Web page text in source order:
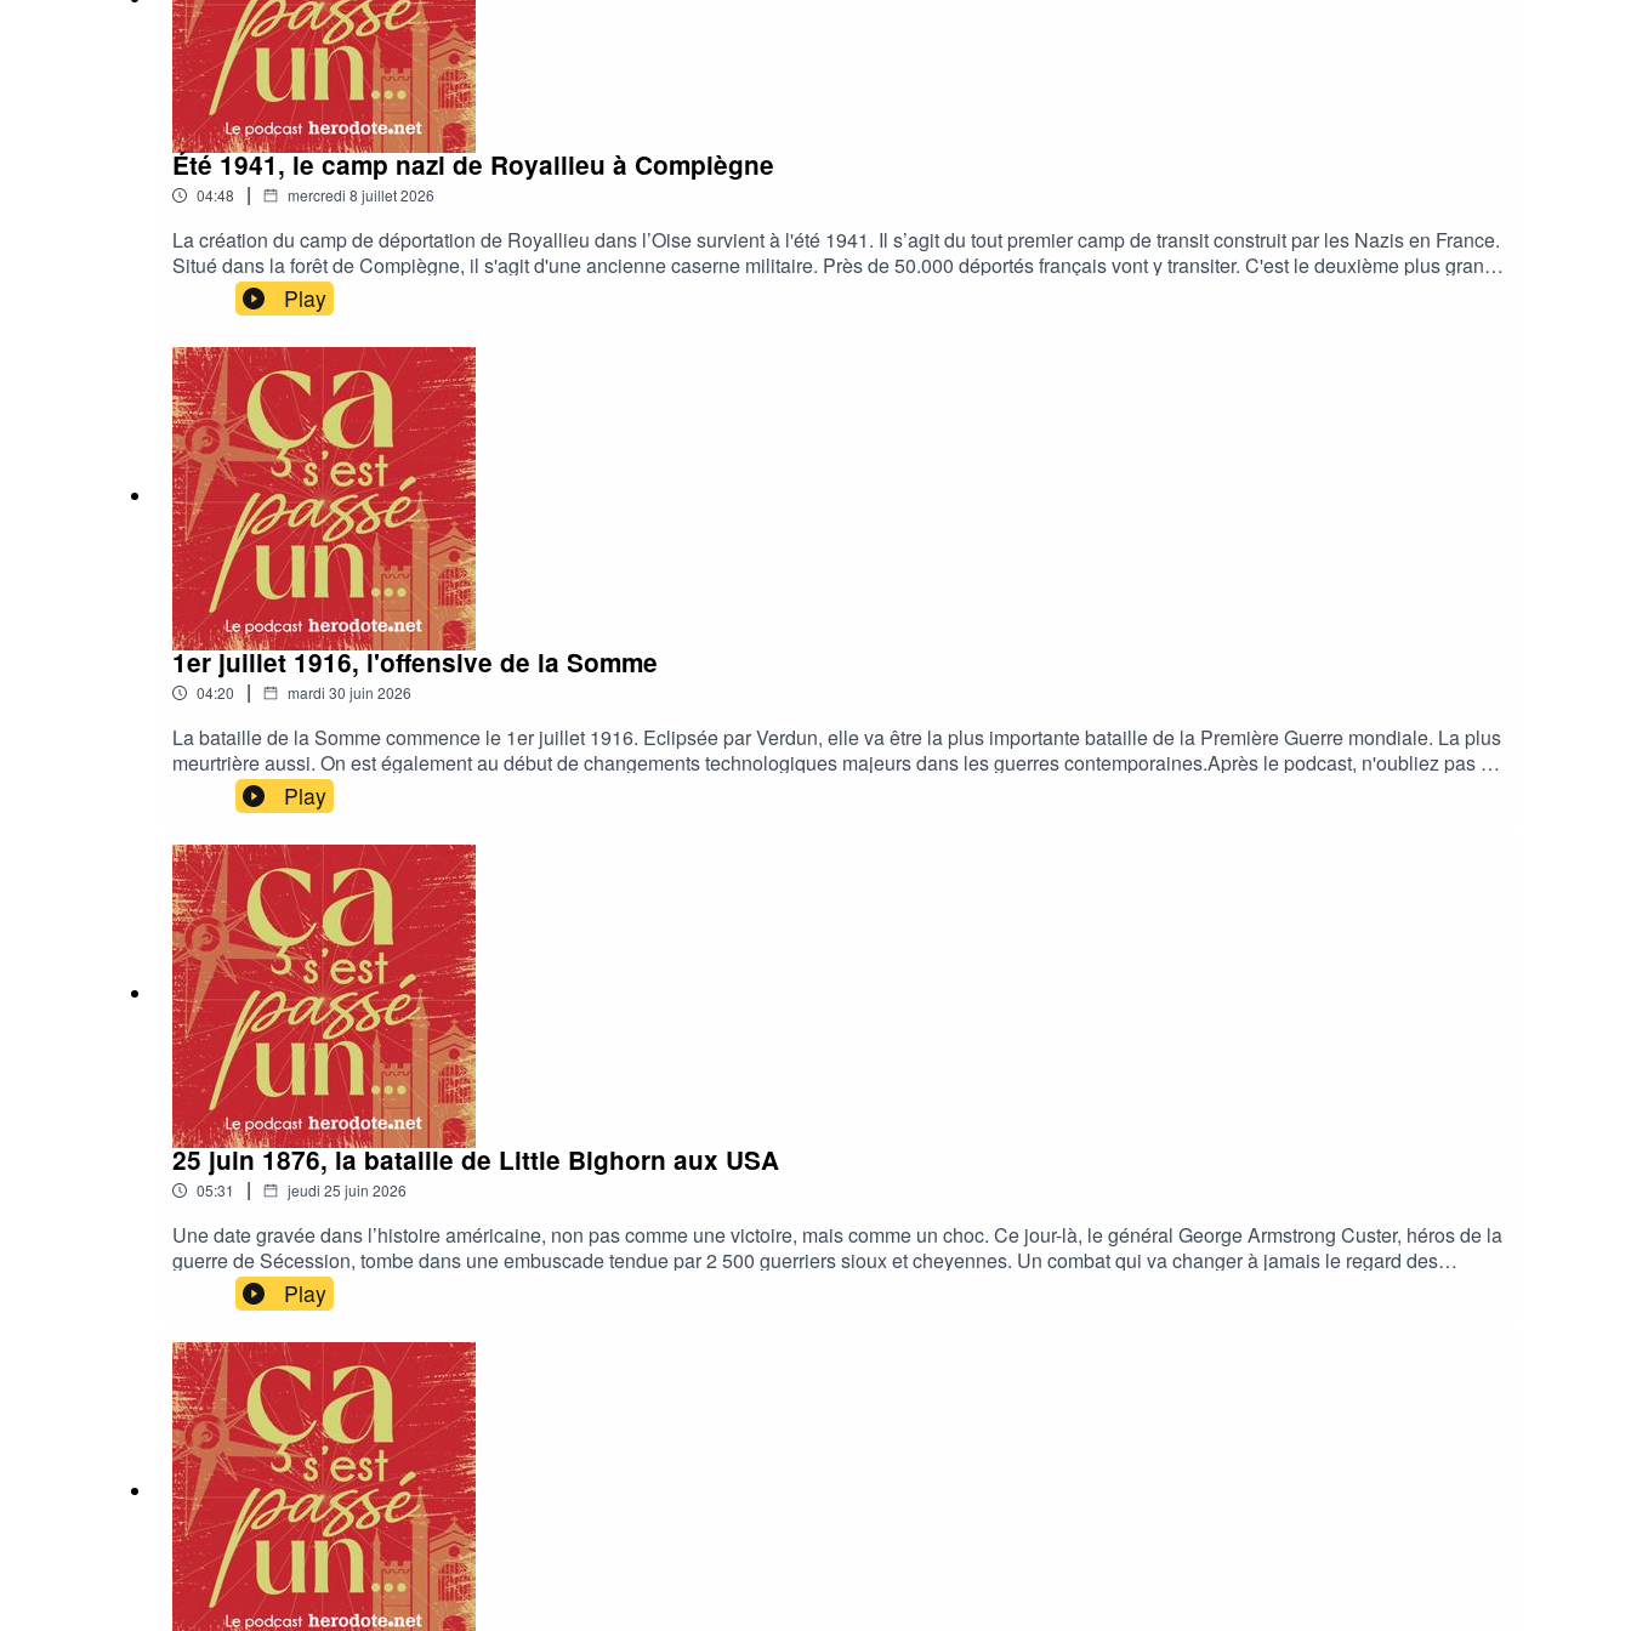
Été 1941, le camp nazi de Royallieu à Compiègne
04:48 | mercredi 8 juillet 2026
La création du camp de déportation de Royallieu dans l’Oise survient à l'été 1941. Il s’agit du tout premier camp de transit construit par les Nazis en France.
Situé dans la forêt de Compiègne, il s'agit d'une ancienne caserne militaire. Près de 50.000 déportés français vont y transiter. C'est le deuxième plus grand
camp d’internement après Drancy.Après le podcast, n'oubliez pas de nous laisser un commentaire ou une note !Ça s'est passé un... le #podcast
d'Herodote.net raconté par Thomas Prongué #Royallieu #Oise #secondeguerremondiale
Play
1er juillet 1916, l'offensive de la Somme
04:20 | mardi 30 juin 2026
La bataille de la Somme commence le 1er juillet 1916. Eclipsée par Verdun, elle va être la plus importante bataille de la Première Guerre mondiale. La plus
meurtrière aussi. On est également au début de changements technologiques majeurs dans les guerres contemporaines.Après le podcast, n'oubliez pas de
nous laisser un commentaire ou une note !Ça s'est passé un... le #podcast d'Herodote.net raconté par Thomas Prongué #WW1 #Somme #tanks
Play
25 juin 1876, la bataille de Little Bighorn aux USA
05:31 | jeudi 25 juin 2026
Une date gravée dans l’histoire américaine, non pas comme une victoire, mais comme un choc. Ce jour-là, le général George Armstrong Custer, héros de la
guerre de Sécession, tombe dans une embuscade tendue par 2 500 guerriers sioux et cheyennes. Un combat qui va changer à jamais le regard des
Américains sur l’Ouest de leur pays.Après le podcast, n'oubliez pas de nous laisser un commentaire ou une note !Ça s'est passé un... le #podcast
d'Herodote.net raconté par Thomas Prongué
Play